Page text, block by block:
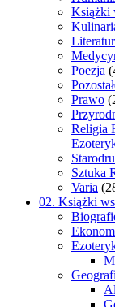
Książki
Poezja
Prawo
Religia
Sztuka
Varia
02. Książki